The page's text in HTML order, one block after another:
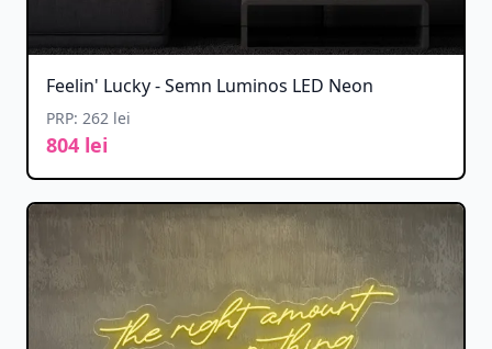
Feelin' Lucky - Semn Luminos LED Neon
PRP: 262 lei
804 lei